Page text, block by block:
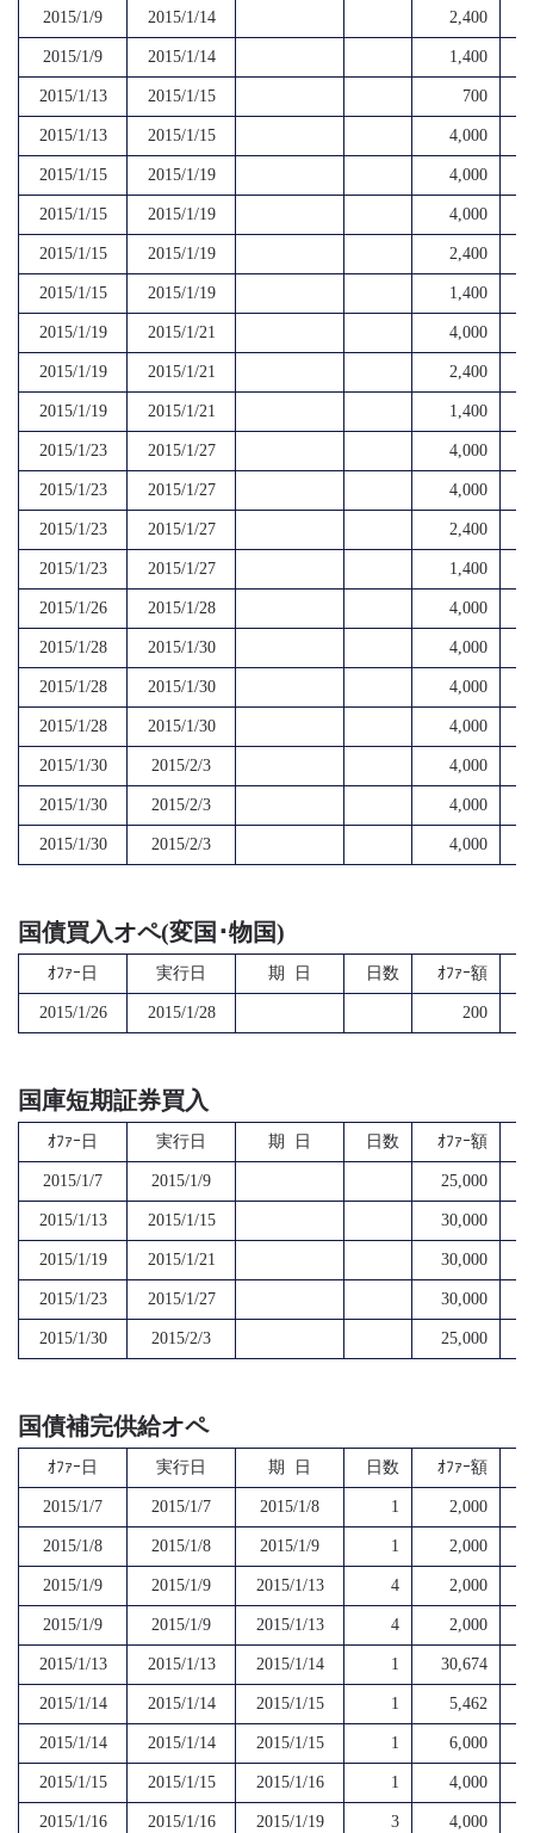
2015/1/9 2015/1/14 2,400
2015/1/9 2015/1/14 1,400
2015/1/13 2015/1/15 700
2015/1/13 2015/1/15 4,000
2015/1/15 2015/1/19 4,000
2015/1/15 2015/1/19 4,000
2015/1/15 2015/1/19 2,400
2015/1/15 2015/1/19 1,400
2015/1/19 2015/1/21 4,000
2015/1/19 2015/1/21 2,400
2015/1/19 2015/1/21 1,400
2015/1/23 2015/1/27 4,000
2015/1/23 2015/1/27 4,000
2015/1/23 2015/1/27 2,400
2015/1/23 2015/1/27 1,400
2015/1/26 2015/1/28 4,000
2015/1/28 2015/1/30 4,000
2015/1/28 2015/1/30 4,000
2015/1/28 2015/1/30 4,000
2015/1/30 2015/2/3 4,000
2015/1/30 2015/2/3 4,000
2015/1/30 2015/2/3 4,000
国債買入オペ(変国･物国)
ｵﾌｧｰ日 実行日 期 日 日数 ｵﾌｧｰ額
2015/1/26 2015/1/28 200
国庫短期証券買入
ｵﾌｧｰ日 実行日 期 日 日数 ｵﾌｧｰ額
2015/1/7 2015/1/9 25,000
2015/1/13 2015/1/15 30,000
2015/1/19 2015/1/21 30,000
2015/1/23 2015/1/27 30,000
2015/1/30 2015/2/3 25,000
国債補完供給オペ
ｵﾌｧｰ日 実行日 期 日 日数 ｵﾌｧｰ額
2015/1/7 2015/1/7 2015/1/8 1 2,000
2015/1/8 2015/1/8 2015/1/9 1 2,000
2015/1/9 2015/1/9 2015/1/13 4 2,000
2015/1/9 2015/1/9 2015/1/13 4 2,000
2015/1/13 2015/1/13 2015/1/14 1 30,674
2015/1/14 2015/1/14 2015/1/15 1 5,462
2015/1/14 2015/1/14 2015/1/15 1 6,000
2015/1/15 2015/1/15 2015/1/16 1 4,000
2015/1/16 2015/1/16 2015/1/19 3 4,000